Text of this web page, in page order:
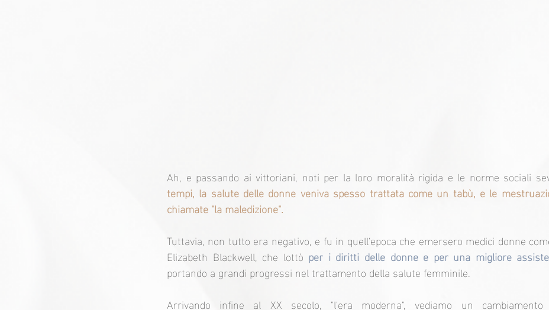
Ah, e passando ai vittoriani, noti per la loro moralità rigida e le norme sociali
tempi, la salute delle donne veniva spesso trattata come un tabù, e le
chiamate "la maledizione".
Tuttavia, non tutto era negativo, e fu in quell'epoca che emersero medici donne
Elizabeth Blackwell, che lottò per i diritti delle donne e per una migliore
portando a grandi progressi nel trattamento della salute femminile.
Arrivando infine al XX secolo, "l'era moderna", vediamo un cambiamento